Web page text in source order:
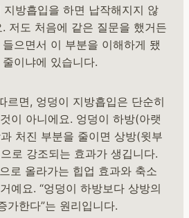
지방흡입을 하면 납작해지지 않
. 저도 처음에 같은 질문을 했거든
으면서 이 부분을 이해하게 됐
이냐에 있습니다.
르면, 엉덩이 지방흡입은 단순히
이 아니에요. 엉덩이 하방(아랫
처진 부분을 줄이면 상방(윗부
로 강조되는 효과가 생깁니다.
로 올라가는 힙업 효과와 축소
예요. “엉덩이 하방보다 상방의
가한다”는 원리입니다.